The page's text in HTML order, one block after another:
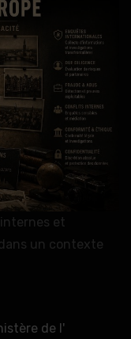
et
un contexte
de l'